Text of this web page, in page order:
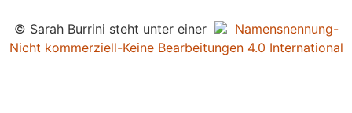
© Sarah Burrini steht unter einer
Namensnennung-
Nicht kommerziell-Keine Bearbeitungen 4.0 International